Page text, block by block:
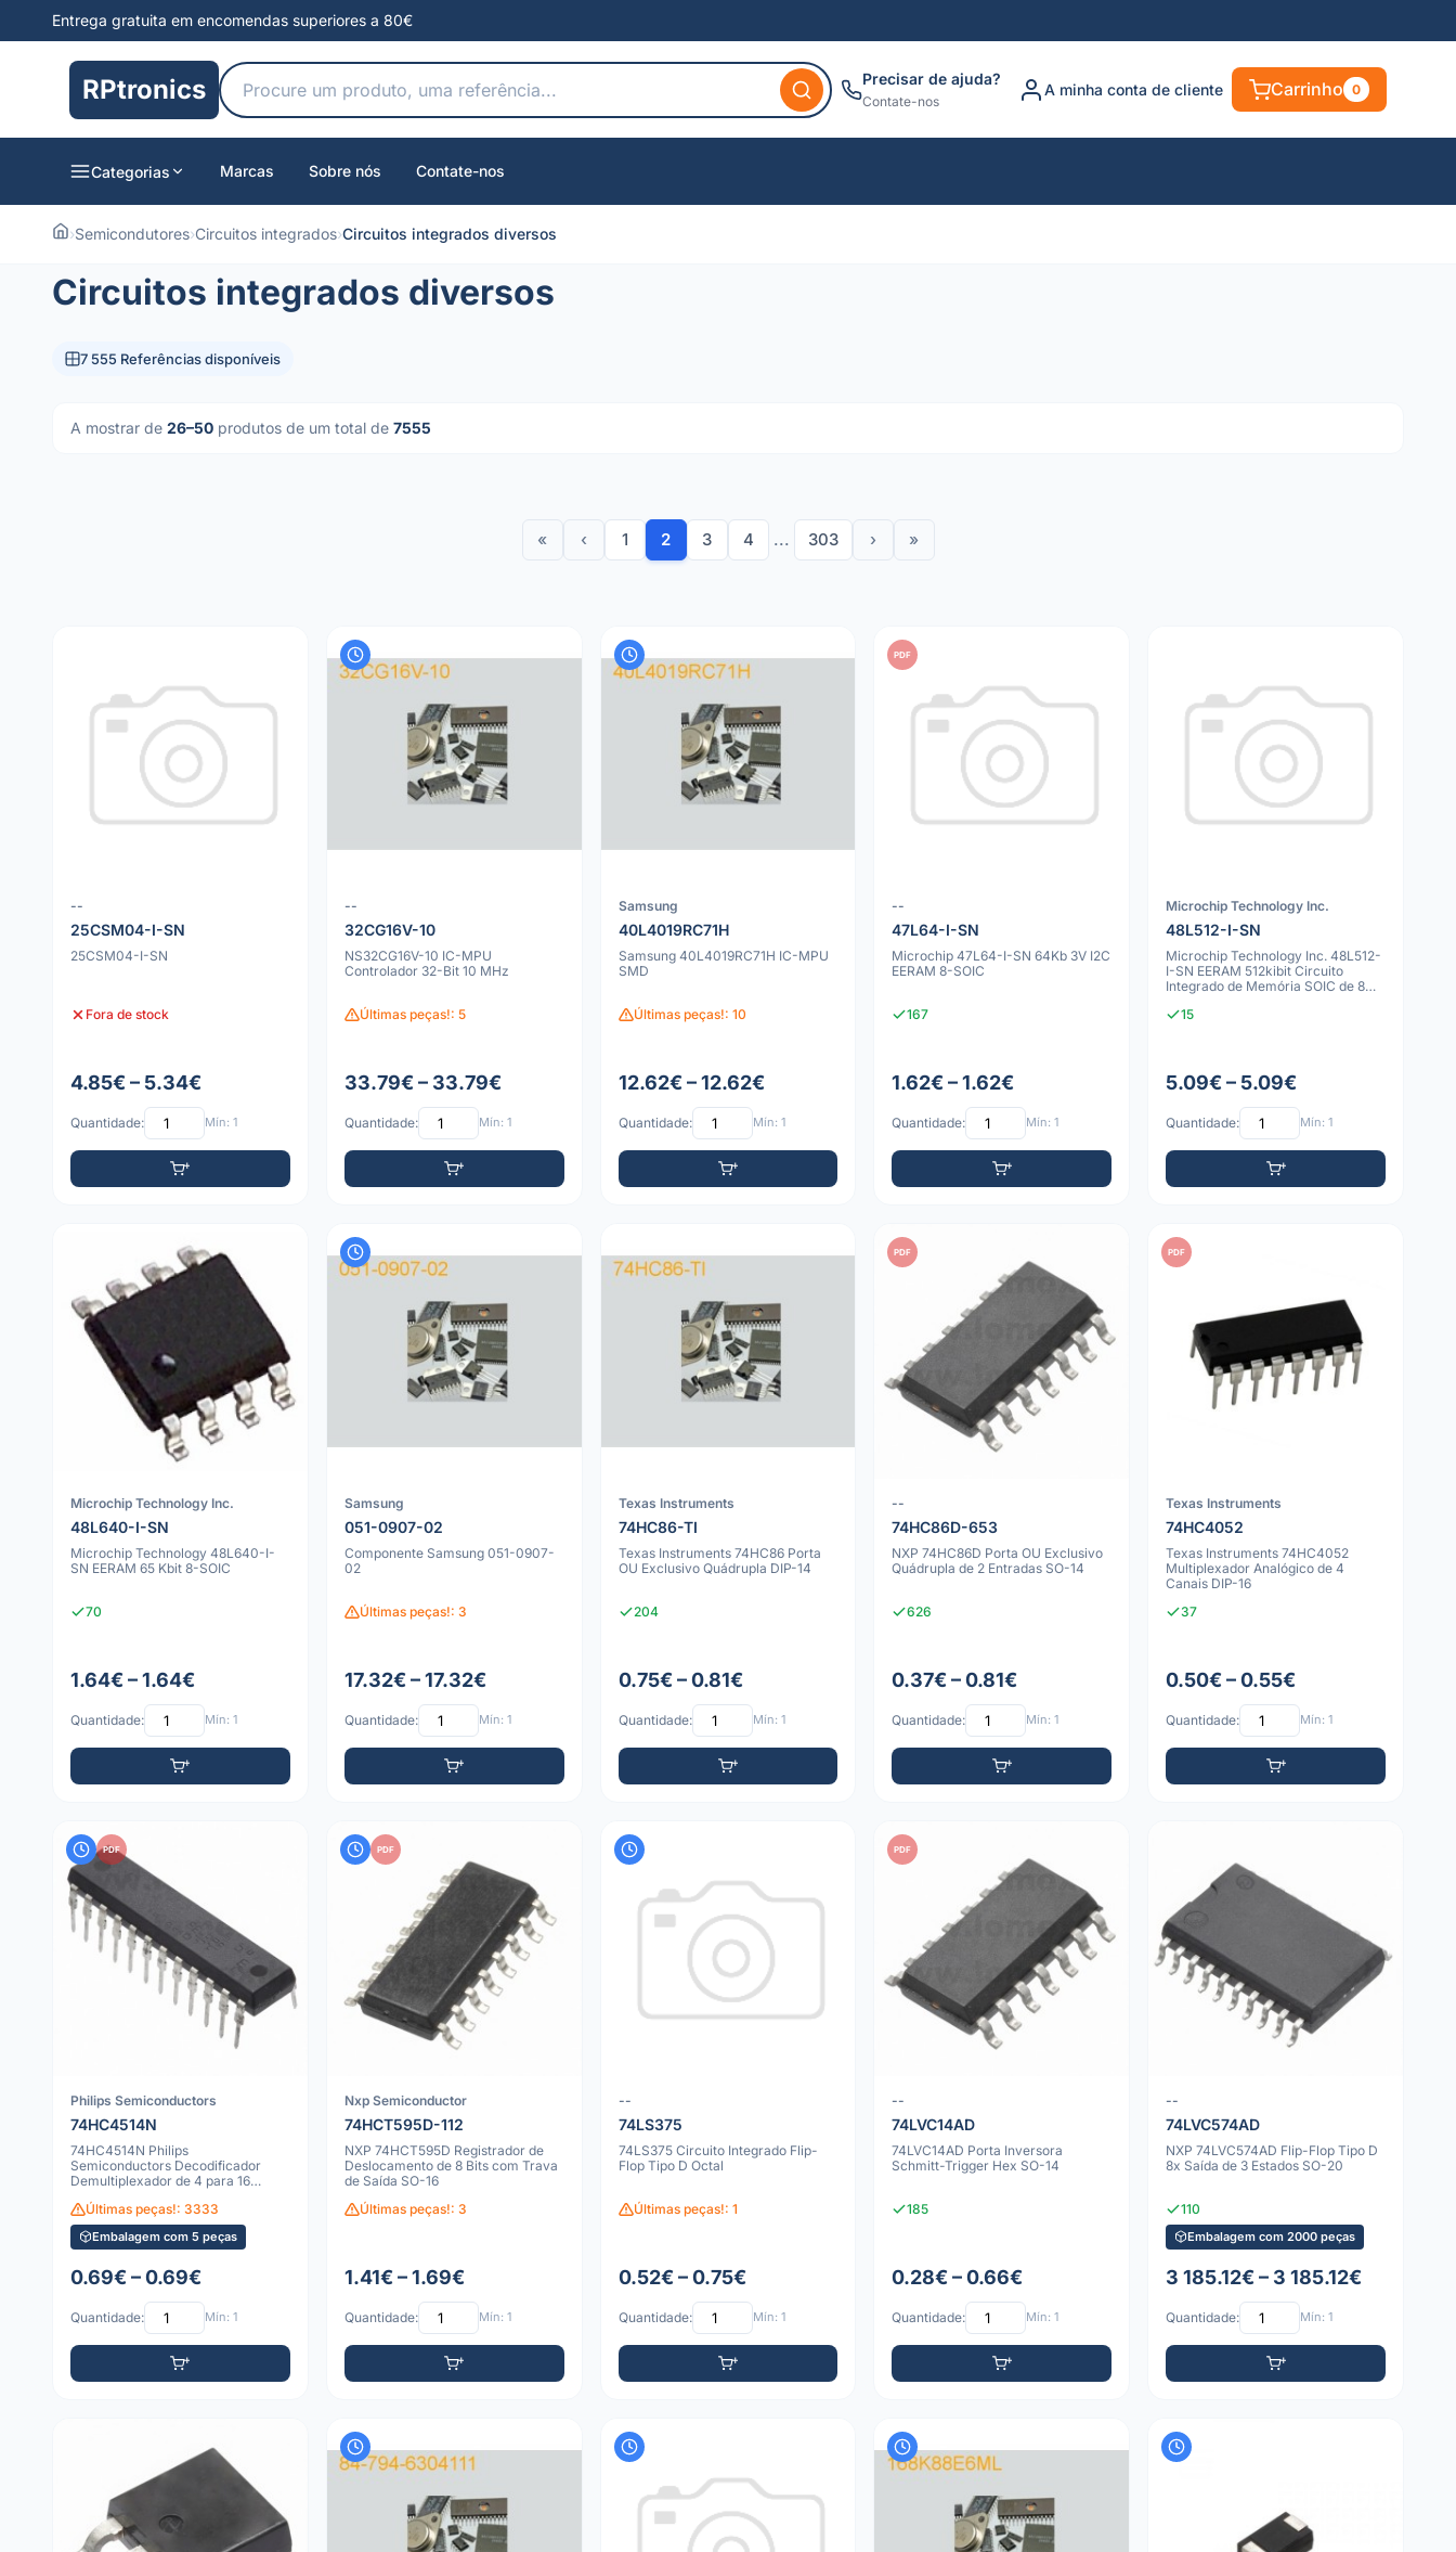
Entrega gratuita em encomendas superiores a 80€
RPtronics Precisar de ajuda?
Contate-nos
A minha conta de cliente Carrinho 0
Categorias Marcas Sobre nós Contate-nos
›Semicondutores›Circuitos integrados›Circuitos integrados diversos
Circuitos integrados diversos
7 555 Referências disponíveis
A mostrar de 26–50 produtos de um total de 7555
« ‹ 1 2 3 4 ... 303 › »
--
25CSM04-I-SN
25CSM04-I-SN
Fora de stock
4.85€ – 5.34€
Quantidade: Mín: 1
--
32CG16V-10
NS32CG16V-10 IC-MPU
Controlador 32-Bit 10 MHz
Últimas peças!: 5
33.79€ – 33.79€
Quantidade: Mín: 1
Samsung
40L4019RC71H
Samsung 40L4019RC71H IC-MPU
SMD
Últimas peças!: 10
12.62€ – 12.62€
Quantidade: Mín: 1
PDF
--
47L64-I-SN
Microchip 47L64-I-SN 64Kb 3V I2C
EERAM 8-SOIC
167
1.62€ – 1.62€
Quantidade: Mín: 1
Microchip Technology Inc.
48L512-I-SN
Microchip Technology Inc. 48L512-
I-SN EERAM 512kibit Circuito
Integrado de Memória SOIC de 8
15
5.09€ – 5.09€
Quantidade: Mín: 1
Microchip Technology Inc.
48L640-I-SN
Microchip Technology 48L640-I-
SN EERAM 65 Kbit 8-SOIC
70
1.64€ – 1.64€
Quantidade: Mín: 1
Samsung
051-0907-02
Componente Samsung 051-0907-
02
Últimas peças!: 3
17.32€ – 17.32€
Quantidade: Mín: 1
Texas Instruments
74HC86-TI
Texas Instruments 74HC86 Porta
OU Exclusivo Quádrupla DIP-14
204
0.75€ – 0.81€
Quantidade: Mín: 1
PDF
--
74HC86D-653
NXP 74HC86D Porta OU Exclusivo
Quádrupla de 2 Entradas SO-14
626
0.37€ – 0.81€
Quantidade: Mín: 1
PDF
Texas Instruments
74HC4052
Texas Instruments 74HC4052
Multiplexador Analógico de 4
Canais DIP-16
37
0.50€ – 0.55€
Quantidade: Mín: 1
PDF
Philips Semiconductors
74HC4514N
74HC4514N Philips
Semiconductors Decodificador
Demultiplexador de 4 para 16
Últimas peças!: 3333
Embalagem com 5 peças
0.69€ – 0.69€
Quantidade: Mín: 1
PDF
Nxp Semiconductor
74HCT595D-112
NXP 74HCT595D Registrador de
Deslocamento de 8 Bits com Trava
de Saída SO-16
Últimas peças!: 3
1.41€ – 1.69€
Quantidade: Mín: 1
--
74LS375
74LS375 Circuito Integrado Flip-
Flop Tipo D Octal
Últimas peças!: 1
0.52€ – 0.75€
Quantidade: Mín: 1
PDF
--
74LVC14AD
74LVC14AD Porta Inversora
Schmitt-Trigger Hex SO-14
185
0.28€ – 0.66€
Quantidade: Mín: 1
--
74LVC574AD
NXP 74LVC574AD Flip-Flop Tipo D
8x Saída de 3 Estados SO-20
110
Embalagem com 2000 peças
3 185.12€ – 3 185.12€
Quantidade: Mín: 1